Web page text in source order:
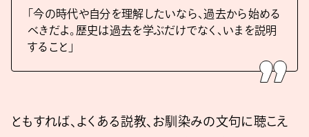
「今の時代や自分を理解したいなら、過去から始める
べきだよ。歴史は過去を学ぶだけでなく、いまを説明
すること」
ともすれば、よくある説教、お馴染みの文句に聴こえ